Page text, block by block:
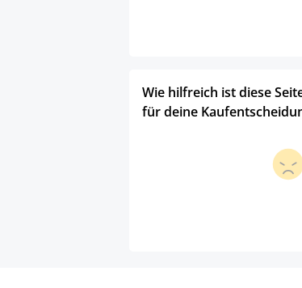
Wie hilfreich ist diese
für deine